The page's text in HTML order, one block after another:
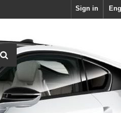
Sign in